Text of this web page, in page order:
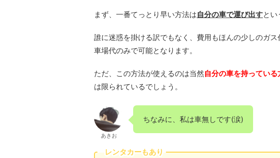
まず、一番てっとり早い方法は自分の車で運び出すとい
誰に迷惑を掛ける訳でもなく、費用もほんの少しのガ
車場代のみで可能となります。
ただ、この方法が使えるのは当然自分の車を持っている
は限られているでしょう。
あきお
ちなみに、私は車無しです(涙)
レンタカーもあり